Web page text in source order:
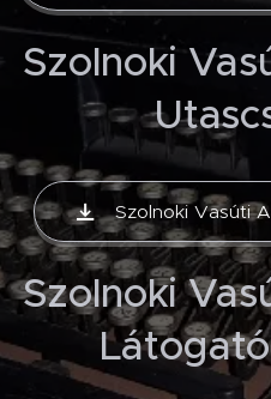
Szolnoki
Szolnoki Vasúti
Szolnoki